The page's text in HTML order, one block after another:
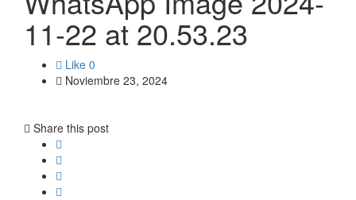
11-22 at 20.53.23
Like 0
Noviembre 23, 2024
Share this post